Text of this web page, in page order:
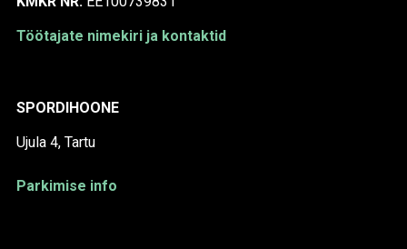
Töötajate nimekiri ja kontaktid
SPORDIHOONE
Ujula 4, Tartu
Parkimise info